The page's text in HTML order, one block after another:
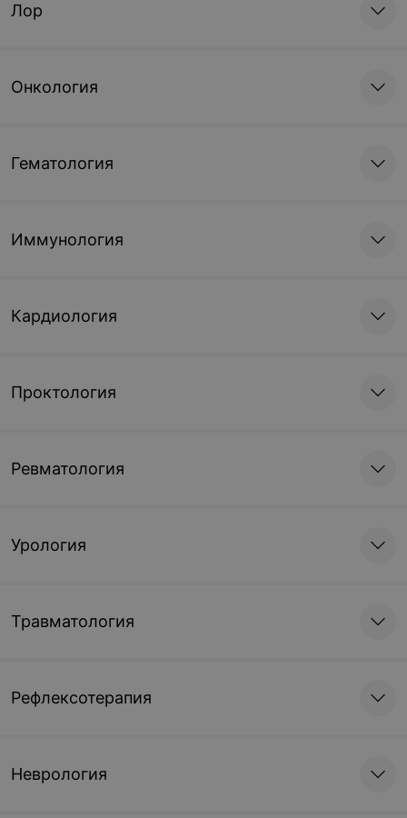
Лор
Онкология
Гематология
Иммунология
Кардиология
Проктология
Ревматология
Урология
Травматология
Рефлексотерапия
Неврология